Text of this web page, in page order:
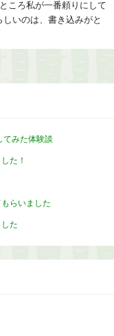
ころ私が一番頼りにして
いのは、書き込みがと
てみた体験談
た！
らいました
た